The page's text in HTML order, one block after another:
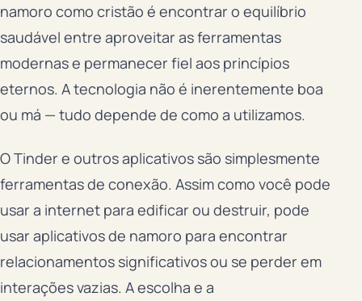
namoro como cristão é encontrar o equilíbrio
saudável entre aproveitar as ferramentas
modernas e permanecer fiel aos princípios
eternos. A tecnologia não é inerentemente boa
ou má — tudo depende de como a utilizamos.
O Tinder e outros aplicativos são simplesmente
ferramentas de conexão. Assim como você pode
usar a internet para edificar ou destruir, pode
usar aplicativos de namoro para encontrar
relacionamentos significativos ou se perder em
interações vazias. A escolha e a